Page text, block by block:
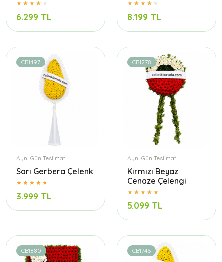
6.299 TL 8.199 TL
CB1497
Aynı Gün Teslimat
Sarı Gerbera Çelenk
3.999 TL
CB1278
Aynı Gün Teslimat
Kırmızı Beyaz
Cenaze Çelengi
5.099 TL
CB1880 CB1746